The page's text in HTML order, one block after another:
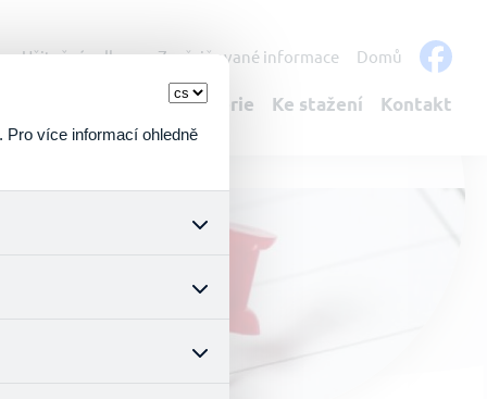
Užitečné odkazy Zveřejňované informace Domů
Fotogalerie Ke stažení Kontakt
Pro více informací ohledně
s uživáním cookies.
nedokážeme zjistit